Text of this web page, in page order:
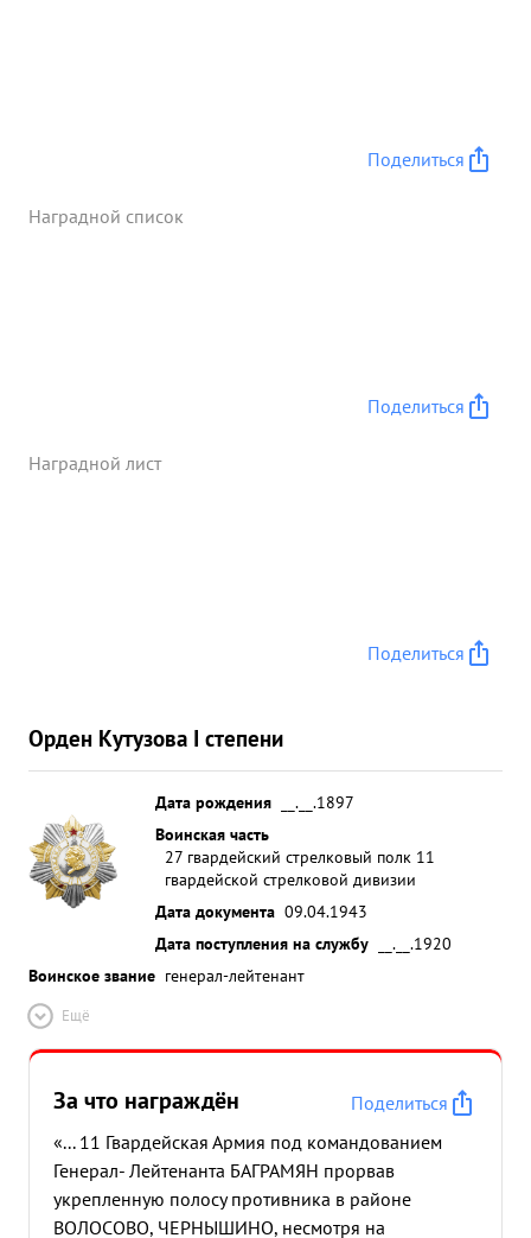
Поделиться
Наградной список
Поделиться
Наградной лист
Поделиться
Орден Кутузова I степени
Дата рождения
__.__.1897
Воинская часть
27 гвардейский стрелковый полк 11
гвардейской стрелковой дивизии
Дата документа 09.04.1943
Дата поступления на службу
__.__.1920
Воинское звание генерал-лейтенант
Ещё
За что награждён
Поделиться
«... 11 Гвардейская Армия под командованием
Генерал- Лейтенанта БАГРАМЯН прорвав
укрепленную полосу противника в районе
ВОЛОСОВО, ЧЕРНЫШИНО, несмотря на